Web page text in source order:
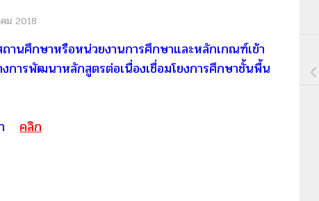
ม 2018
านศึกษาหรือหน่วยงานการศึกษาและหลักเกณฑ์เข้า
การพัฒนาหลักสูตรต่อเนื่องเชื่อมโยงการศึกษาชั้นพื้น
คลิก